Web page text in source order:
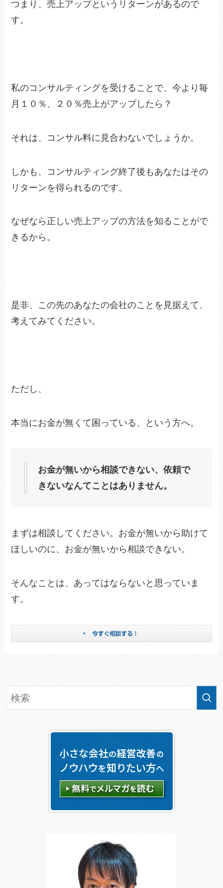
つまり、売上アップというリターンがあるので
す。
私のコンサルティングを受けることで、今より毎
月１０％、２０％売上がアップしたら？
それは、コンサル料に見合わないでしょうか。
しかも、コンサルティング終了後もあなたはその
リターンを得られるのです。
なぜなら正しい売上アップの方法を知ることがで
きるから。
是非、この先のあなたの会社のことを見据えて、
考えてみてください。
ただし、
本当にお金が無くて困っている、という方へ。
お金が無いから相談できない、依頼で
きないなんてことはありません。
まずは相談してください。お金が無いから助けて
ほしいのに、お金が無いから相談できない。
そんなことは、あってはならないと思っていま
す。